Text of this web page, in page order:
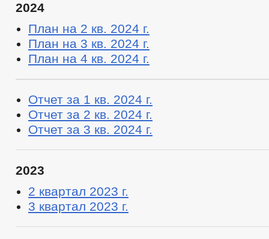
2024
План на 2 кв. 2024 г.
План на 3 кв. 2024 г.
План на 4 кв. 2024 г.
Отчет за 1 кв. 2024 г.
Отчет за 2 кв. 2024 г.
Отчет за 3 кв. 2024 г.
2023
2 квартал 2023 г.
3 квартал 2023 г.